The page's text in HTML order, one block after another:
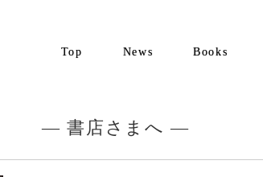
Top News Books
— 書店さまへ —